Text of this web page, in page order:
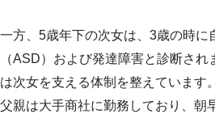
一方、5歳年下の次女は、3歳の時に
（ASD）および発達障害と診断さ
は次女を支える体制を整えています。
父親は大手商社に勤務しており、朝